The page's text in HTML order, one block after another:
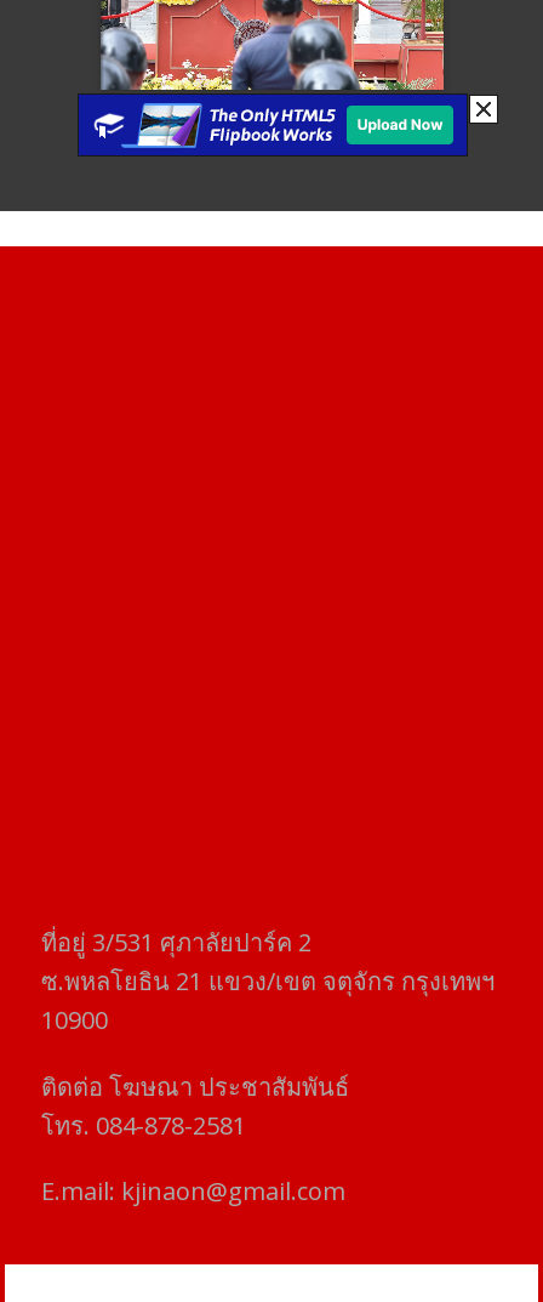
ที่อยู่​ 3/531​ ศุภาลัยปาร์ค​ 2
ซ.พหลโยธิน​ 21​ แขวง/เขต​ จตุจักร​ กรุงเทพฯ
10900
ติดต่อ​ โฆษณา​ ประชาสัมพันธ์
โทร​. 084-878-2581
E.mail: kjinaon@gmail.com